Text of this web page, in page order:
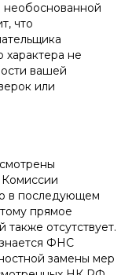
необоснованной
что
характера не
вашей
или
Комиссии
в последующем
прямое
отсутствует.
ФНС
замены мер